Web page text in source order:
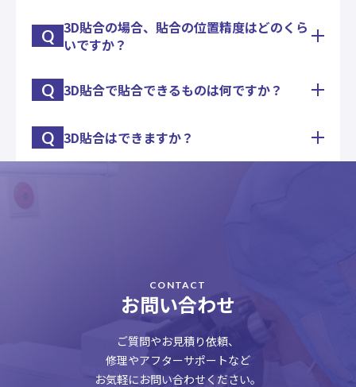
査工程まで対応可能です。
タッチパネル組立の試作及び量産工場をお探しの際
は、是非ご相談下さい。
HCフィルム、ARフィルム等）の貼付が可能です。
また、一部サイズでは±0.05㎜の高精度での貼付も
可能です。
弊社では、液晶パネル組立てを受託して10年以上
の実績があります。
及び脱泡（オートクレーブ）が可能です。
また一部サイズでは±0.05㎜の高精度での貼付も可
是非ご相談下さい。
Q 3D貼合の場合、貼合の位置精度はどのくら
いですか？
装置仕様としては±0.1㎜になりますが、部材バラ
変化する場合がございます。
実サンプルでの精度評価テストを致しますので、ご
相談下さい。
Q 3D貼合で貼合できるものは何ですか？
実績としては曲面ガラス＋フィルム、曲面ガラス＋
Q 3D貼合はできますか？
2軸方向以上の曲面形状（自由曲面）への貼合につ
いては開発中です。
3D貼合は曲率、形状、基材特性、サイズ等により
対応がケースバイケースとなる為、是非ご相談下さ
CONTACT
お問い合わせ
ご質問やお見積り依頼、
修理やアフターサポートなど
お気軽にお問い合わせください。